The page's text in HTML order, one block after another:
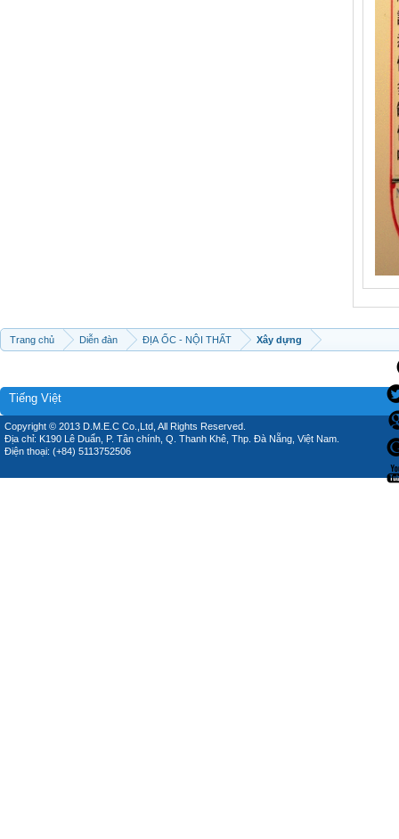
Trang chủ Diễn đàn ĐỊA ỐC - NỘI THẤT Xây dựng
Tiếng Việt
Copyright © 2013 D.M.E.C Co.,Ltd, All Rights Reserved.
Địa chỉ: K190 Lê Duẩn, P. Tân chính, Q. Thanh Khê, Thp. Đà Nẵng, Việt Nam.
Điện thoại: (+84) 5113752506